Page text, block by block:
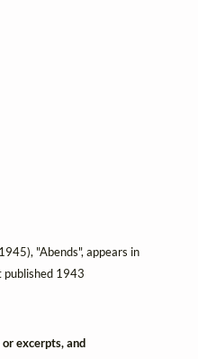
"Abends", appears in
published 1943
excerpts, and